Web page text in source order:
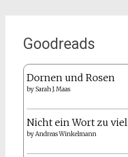
Goodreads
Dornen und Rosen
by Sarah J. Maas
Nicht ein Wort zu viel
byAndreas Winkelmann